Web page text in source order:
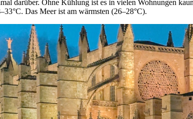
darüber. Ohne Kühlung ist es in vielen Wohnungen
Das Meer ist am wärmsten (26–28°C).